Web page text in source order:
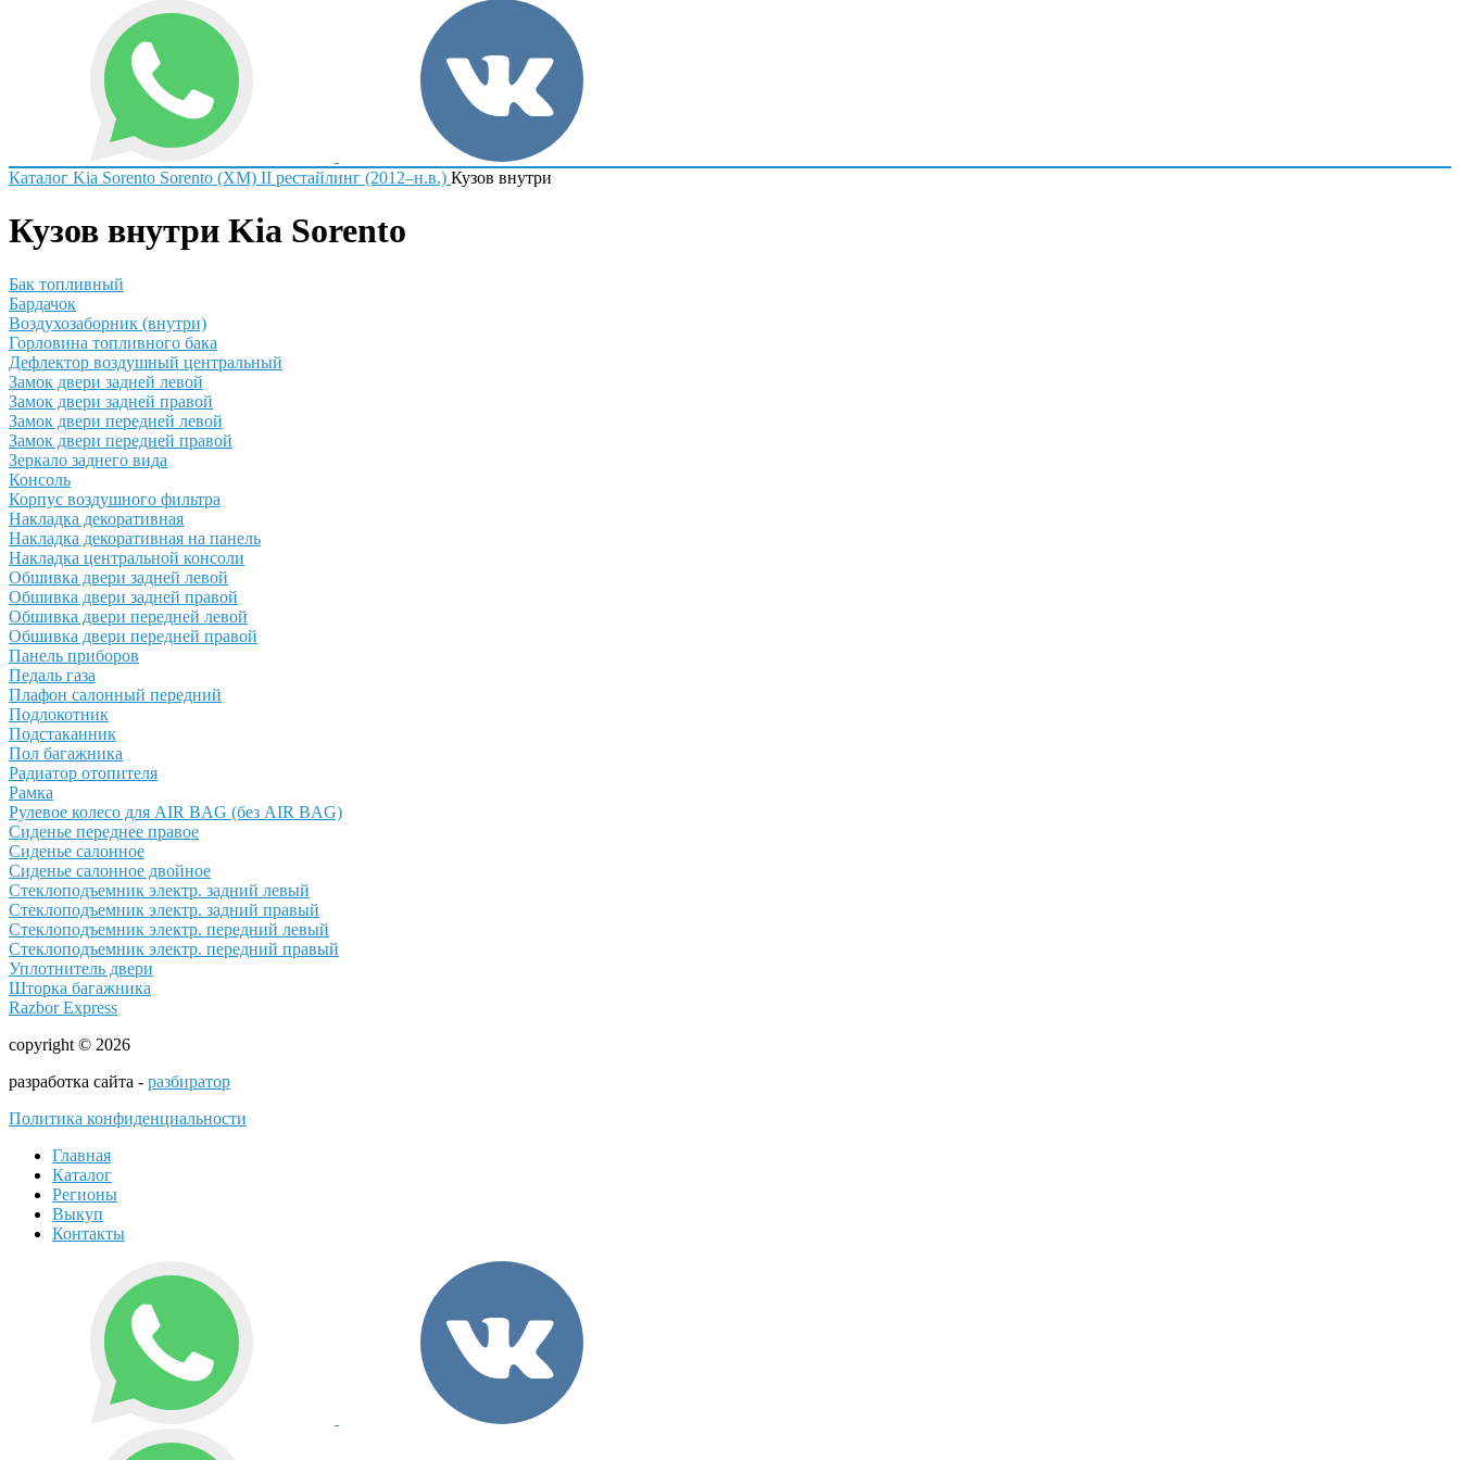
Каталог Kia Sorento Sorento (XM) II рестайлинг (2012–н.в.) Кузов внутри
Кузов внутри Kia Sorento
Бак топливный
Бардачок
Воздухозаборник (внутри)
Горловина топливного бака
Дефлектор воздушный центральный
Замок двери задней левой
Замок двери задней правой
Замок двери передней левой
Замок двери передней правой
Зеркало заднего вида
Консоль
Корпус воздушного фильтра
Накладка декоративная
Накладка декоративная на панель
Накладка центральной консоли
Обшивка двери задней левой
Обшивка двери задней правой
Обшивка двери передней левой
Обшивка двери передней правой
Панель приборов
Педаль газа
Плафон салонный передний
Подлокотник
Подстаканник
Пол багажника
Радиатор отопителя
Рамка
Рулевое колесо для AIR BAG (без AIR BAG)
Сиденье переднее правое
Сиденье салонное
Сиденье салонное двойное
Стеклоподъемник электр. задний левый
Стеклоподъемник электр. задний правый
Стеклоподъемник электр. передний левый
Стеклоподъемник электр. передний правый
Уплотнитель двери
Шторка багажника
Razbor Express
copyright © 2026
разработка сайта - разбиратор
Политика конфиденциальности
Главная
Каталог
Регионы
Выкуп
Контакты